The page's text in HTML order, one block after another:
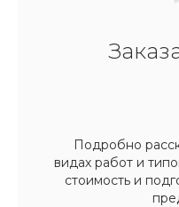
Подробно
видах работ и
стоимость и